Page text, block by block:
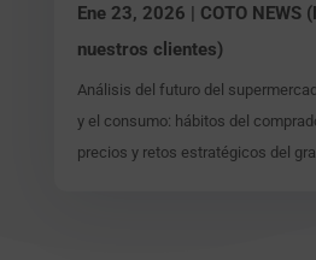
Ene 23, 2026 | COTO NEWS
nuestros clientes)
Análisis del futuro del
y el consumo: hábitos del
precios y retos estratégicos del